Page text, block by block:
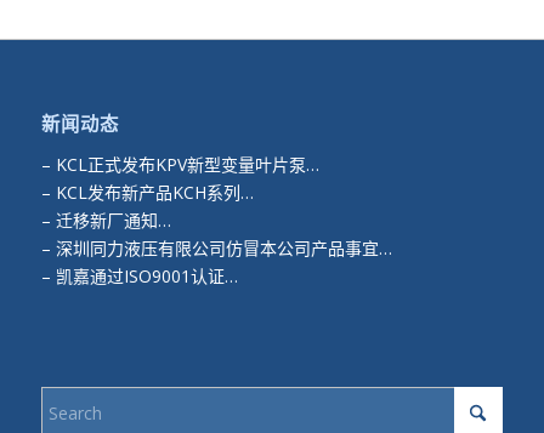
新闻动态
– KCL正式发布KPV新型变量叶片泵…
– KCL发布新产品KCH系列…
– 迁移新厂通知…
– 深圳同力液压有限公司仿冒本公司产品事宜…
– 凯嘉通过ISO9001认证…